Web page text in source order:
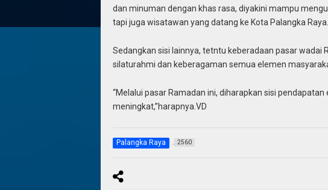
dan minuman dengan khas rasa, diyakini mampu
tapi juga wisatawan yang datang ke Kota Palangka Raya.
Sedangkan sisi lainnya, tetntu keberadaan pasar wadai
silaturahmi dan keberagaman semua elemen
“Melalui pasar Ramadan ini, diharapkan sisi
meningkat,”harapnya.VD
Palangka Raya 2560